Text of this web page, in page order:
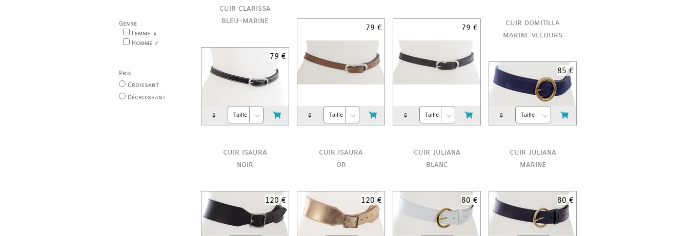
Genre
Femme ♀
Homme ♂
Prix
Croissant
Décroissant
cuir clarissa
bleu-marine
79 €
♀
79 €
♀
79 €
♀
cuir domitilla
marine velours
85 €
♀
cuir isaura
noir
120 €
cuir isaura
or
120 €
cuir juliana
blanc
80 €
cuir juliana
marine
80 €